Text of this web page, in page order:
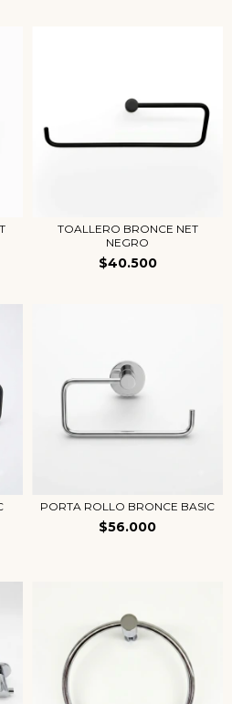
TOALLERO BRONCE NET
NEGRO
$40.500
PORTA ROLLO BRONCE BASIC
$56.000